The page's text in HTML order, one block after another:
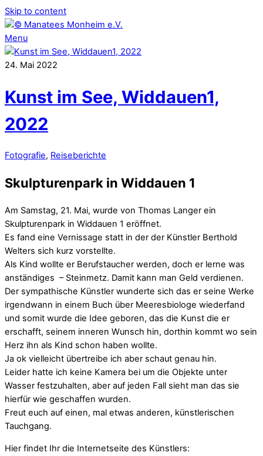
Skip to content
Menu
24. Mai 2022
Kunst im See, Widdauen1,
2022
Fotografie, Reiseberichte
Skulpturenpark in Widdauen 1
Am Samstag, 21. Mai, wurde von Thomas Langer ein
Skulpturenpark in Widdauen 1 eröffnet.
Es fand eine Vernissage statt in der der Künstler Berthold
Welters sich kurz vorstellte.
Als Kind wollte er Berufstaucher werden, doch er lerne was
anständiges – Steinmetz. Damit kann man Geld verdienen.
Der sympathische Künstler wunderte sich das er seine Werke
irgendwann in einem Buch über Meeresbiologe wiederfand
und somit wurde die Idee geboren, das die Kunst die er
erschafft, seinem inneren Wunsch hin, dorthin kommt wo sein
Herz ihn als Kind schon haben wollte.
Ja ok vielleicht übertreibe ich aber schaut genau hin.
Leider hatte ich keine Kamera bei um die Objekte unter
Wasser festzuhalten, aber auf jeden Fall sieht man das sie
hierfür wie geschaffen wurden.
Freut euch auf einen, mal etwas anderen, künstlerischen
Tauchgang.
Hier findet Ihr die Internetseite des Künstlers: